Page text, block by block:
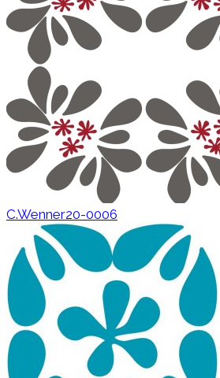
C.Wenner20-0006